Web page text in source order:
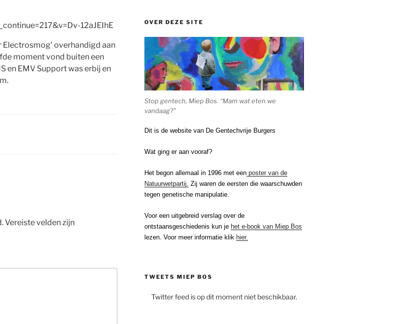
12aJEIhE
overhandigd aan
moment vond buiten een
en EMV Support was erbij en
Vereiste velden zijn
OVER DEZE SITE
Stop gentech, Miep Bos. “Mam wat eten we
vandaag?”
Dit is de website van De Gentechvrije Burgers
Wat ging er aan vooraf?
Het begon allemaal in 1996 met eenposter van de
Natuurwetpartij. Zij waren de eersten die waarschuwden
tegen genetische manipulatie.
Voor een uitgebreid verslag over de
ontstaansgeschiedenis kun je het e-book van Miep Bos
lezen. Voor meer informatie klik hier.
TWEETS MIEP BOS
Twitter feed is op dit moment niet beschikbaar.